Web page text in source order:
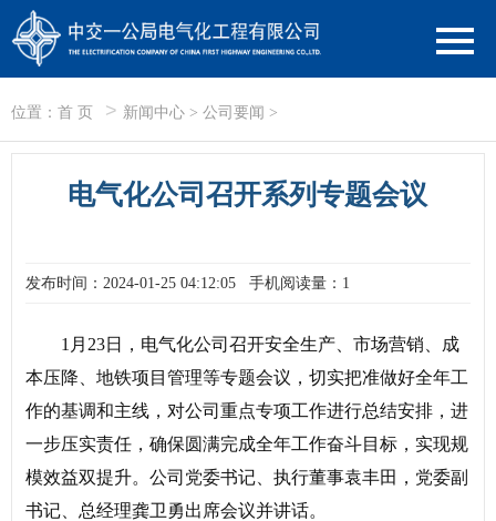
位置： 首 页 > 新闻中心 > 公司要闻 >
电气化公司召开系列专题会议
发布时间：2024-01-25 04:12:05 手机阅读量：1
1月23日，电气化公司召开安全生产、市场营销、成
本压降、地铁项目管理等专题会议，切实把准做好全年工
作的基调和主线，对公司重点专项工作进行总结安排，进
一步压实责任，确保圆满完成全年工作奋斗目标，实现规
模效益双提升。公司党委书记、执行董事袁丰田，党委副
书记、总经理龚卫勇出席会议并讲话。